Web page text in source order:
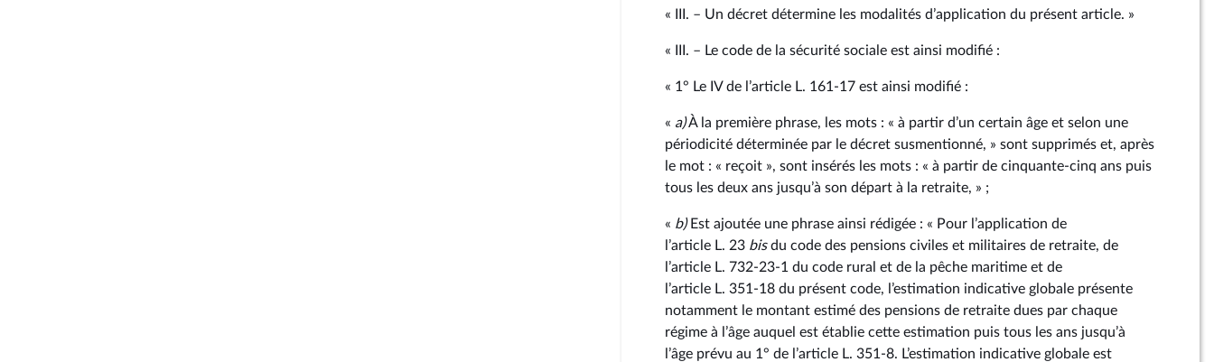
« III. – Un décret détermine les modalités d’application du présent article. »
« III. – Le code de la sécurité sociale est ainsi modifié :
« 1° Le IV de l’article L. 161‑17 est ainsi modifié :
« a)À la première phrase, les mots : « à partir d’un certain âge et selon une
périodicité déterminée par le décret susmentionné, » sont supprimés et, après
le mot : « reçoit », sont insérés les mots : « à partir de cinquante‑cinq ans puis
tous les deux ans jusqu’à son départ à la retraite, » ;
« b)Est ajoutée une phrase ainsi rédigée : « Pour l’application de
l’article L. 23 bisdu code des pensions civiles et militaires de retraite, de
l’article L. 732‑23‑1 du code rural et de la pêche maritime et de
l’article L. 351‑18 du présent code, l’estimation indicative globale présente
notamment le montant estimé des pensions de retraite dues par chaque
régime à l’âge auquel est établie cette estimation puis tous les ans jusqu’à
l’âge prévu au 1° de l’article L. 351‑8. L’estimation indicative globale est